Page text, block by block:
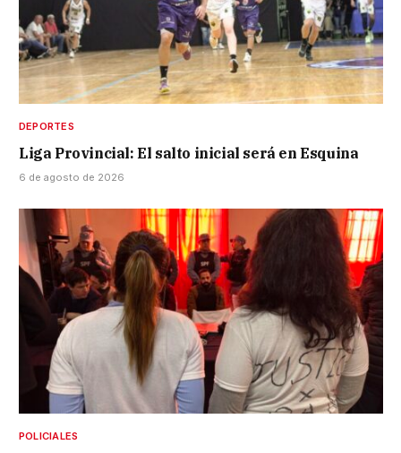
DEPORTES
Liga Provincial: El salto inicial será en Esquina
6 de agosto de 2026
POLICIALES